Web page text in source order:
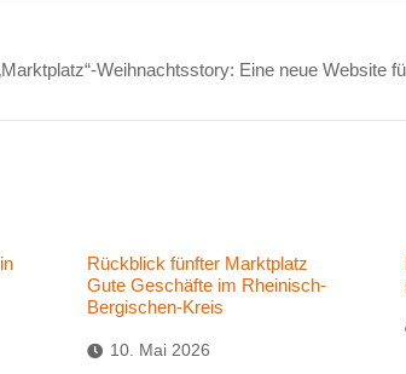
Weihnachtsstory: Eine neue Website
Rückblick fünfter Marktplatz
Gute Geschäfte im Rheinisch-
Bergischen-Kreis
10. Mai 2026